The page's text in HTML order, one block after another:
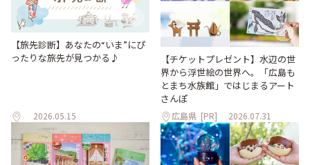
【旅先診断】あなたの“いま”にぴ
ったりな旅先が見つかる♪
2026.05.15
【チケットプレゼント】水辺の世
界から浮世絵の世界へ。「広島も
とまち水族館」ではじまるアート
さんぽ
広島県 [PR] 2026.07.31